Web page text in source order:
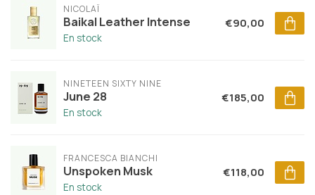
NICOLAÏ
Baikal Leather Intense
En stock
€90,00
NINETEEN SIXTY NINE
June 28
En stock
€185,00
FRANCESCA BIANCHI
Unspoken Musk
En stock
€118,00